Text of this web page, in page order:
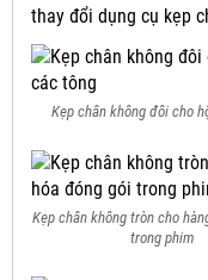
thay đổi dụng cụ kẹp
Kẹp chân không đôi cho
Kẹp chân không tròn cho
trong phim